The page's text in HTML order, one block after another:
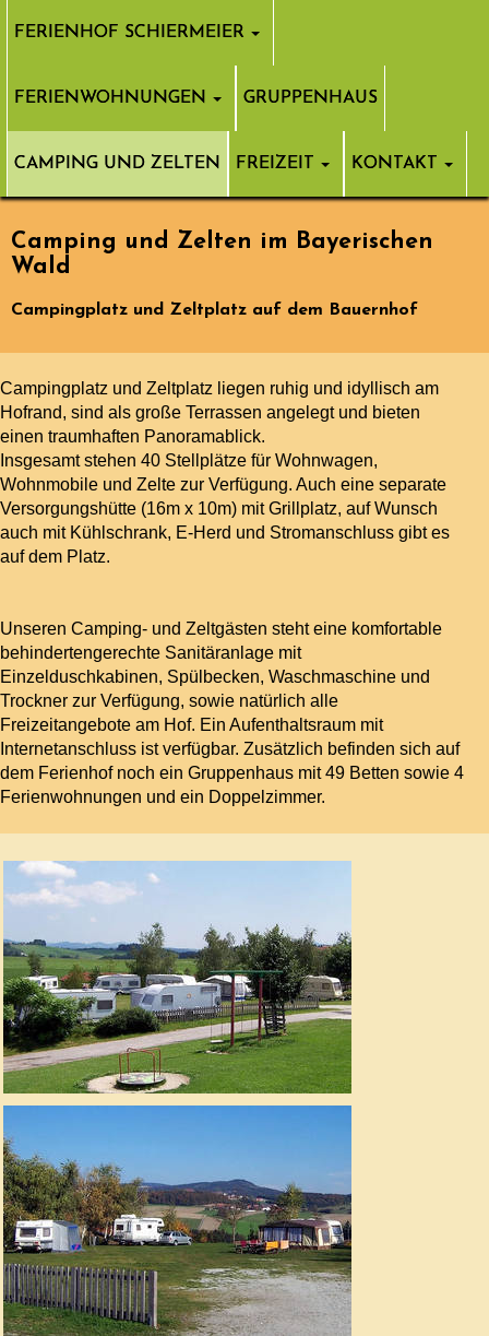
FERIENHOF SCHIERMEIER
FERIENWOHNUNGEN GRUPPENHAUS
CAMPING UND ZELTEN FREIZEIT KONTAKT
Camping und Zelten im Bayerischen
Wald
Campingplatz und Zeltplatz auf dem Bauernhof
Campingplatz und Zeltplatz liegen ruhig und idyllisch am
Hofrand, sind als große Terrassen angelegt und bieten
einen traumhaften Panoramablick.
Insgesamt stehen 40 Stellplätze für Wohnwagen,
Wohnmobile und Zelte zur Verfügung. Auch eine separate
Versorgungshütte (16m x 10m) mit Grillplatz, auf Wunsch
auch mit Kühlschrank, E-Herd und Stromanschluss gibt es
auf dem Platz.
Unseren Camping- und Zeltgästen steht eine komfortable
behindertengerechte Sanitäranlage mit
Einzelduschkabinen, Spülbecken, Waschmaschine und
Trockner zur Verfügung, sowie natürlich alle
Freizeitangebote am Hof. Ein Aufenthaltsraum mit
Internetanschluss ist verfügbar. Zusätzlich befinden sich auf
dem Ferienhof noch ein Gruppenhaus mit 49 Betten sowie 4
Ferienwohnungen und ein Doppelzimmer.